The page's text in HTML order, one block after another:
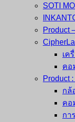
SOTI
Product
เค
คอ
Product
กล้
คอ
กา